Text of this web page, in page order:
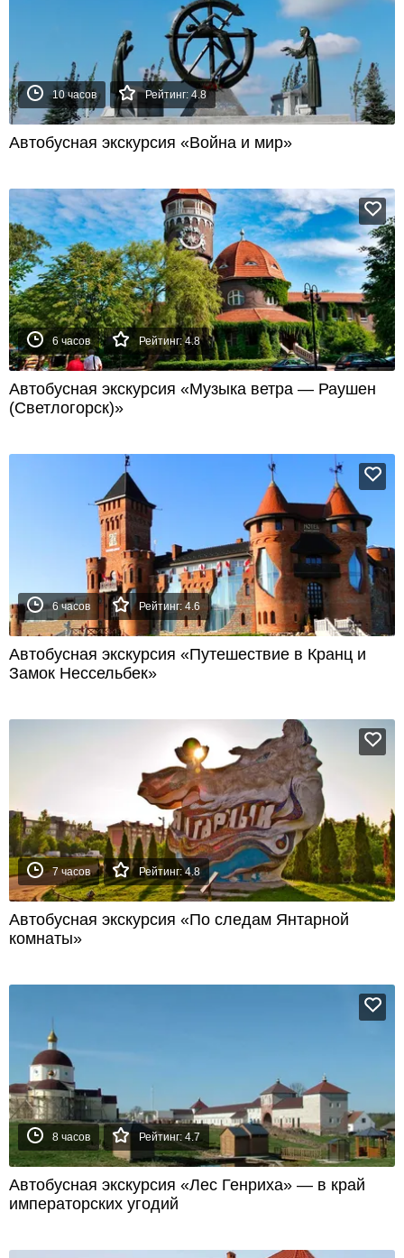
10 часов Рейтинг: 4.8
Автобусная экскурсия «Война и мир»
6 часов Рейтинг: 4.8
Автобусная экскурсия «Музыка ветра — Раушен
(Светлогорск)»
6 часов Рейтинг: 4.6
Автобусная экскурсия «Путешествие в Кранц и
Замок Нессельбек»
7 часов Рейтинг: 4.8
Автобусная экскурсия «По следам Янтарной
комнаты»
8 часов Рейтинг: 4.7
Автобусная экскурсия «Лес Генриха» — в край
императорских угодий